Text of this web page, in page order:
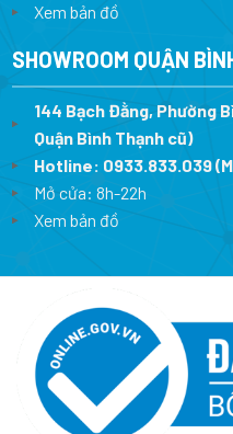
Xem bản đồ
SHOWROOM QUẬN
144 Bạch Đằng, Phường
Quận Bình Thạnh cũ)
Hotline: 0933.833.039
Mở cửa: 8h-22h
Xem bản đồ